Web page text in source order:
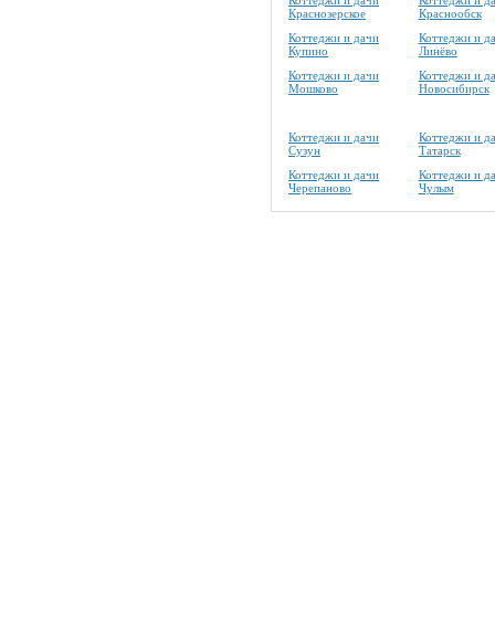
Краснозерское
Краснообск
Коттеджи и дачи
Купино
Коттеджи и
Линёво
Коттеджи и дачи
Мошково
Коттеджи и
Новосибирск
Коттеджи и дачи
Сузун
Коттеджи и
Татарск
Коттеджи и дачи
Черепаново
Коттеджи и
Чулым